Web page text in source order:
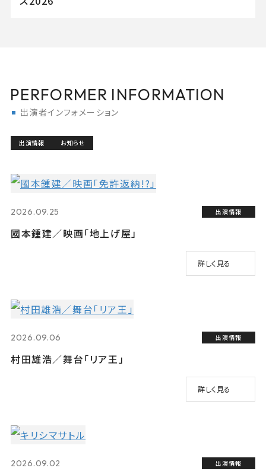
PERFORMER INFORMATION
出演者インフォメーション
出演情報 お知らせ
2026.09.25 出演情報
國本鍾建／映画「地上げ屋」
詳しく見る
2026.09.06 出演情報
村田雄浩／舞台「リア王」
詳しく見る
2026.09.02 出演情報